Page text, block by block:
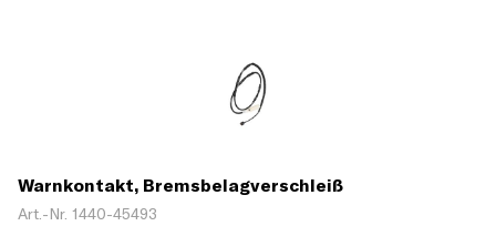
Warnkontakt, Bremsbelagverschleiß
Art.-Nr. 1440-45493